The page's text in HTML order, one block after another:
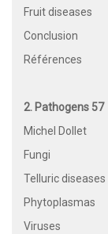
Fruit diseases
Conclusion
Références
2. Pathogens 57
Michel Dollet
Fungi
Telluric diseases
Phytoplasmas
Viruses